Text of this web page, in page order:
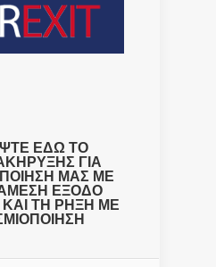
ΕΔΩ ΤΟ
ΓΙΑ
ΜΑΣ ΜΕ
ΕΞΟΔΟ
ΤΗ ΡΗΞΗ ΜΕ